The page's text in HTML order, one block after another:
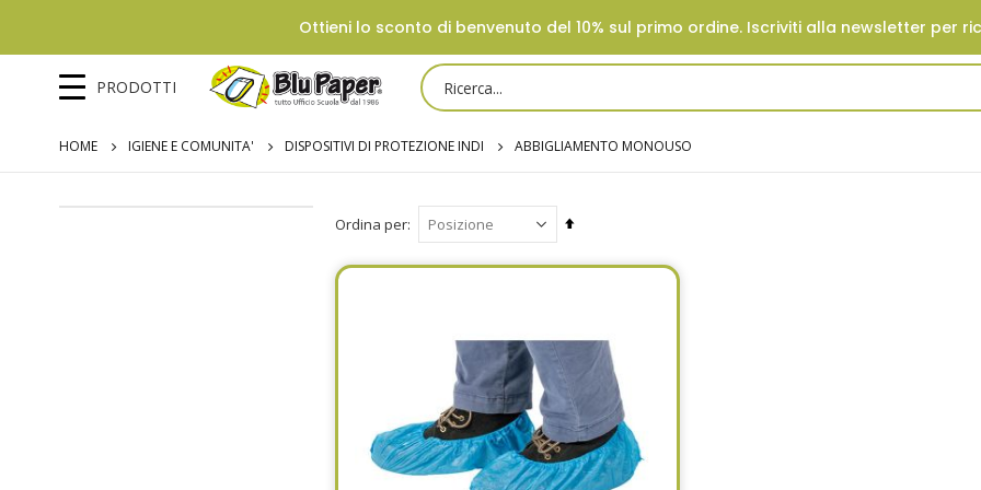
Ottieni lo sconto di benvenuto del 10% sul primo ordine. Iscriviti alla newsletter per
PRODOTTI
HOME IGIENE E COMUNITA' DISPOSITIVI DI PROTEZIONE INDI ABBIGLIAMENTO MONOUSO
Ordina per
Set